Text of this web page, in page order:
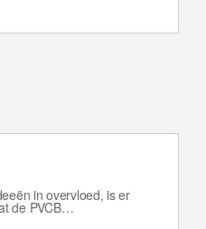
in overvloed, is er
de PVCB…